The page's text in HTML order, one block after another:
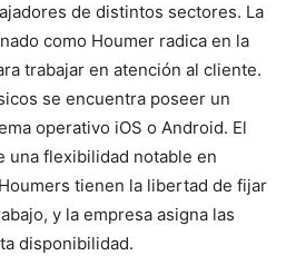
de distintos sectores. La
como Houmer radica en la
trabajar en atención al cliente.
se encuentra poseer un
operativo iOS o Android. El
una flexibilidad notable en
tienen la libertad de fijar
y la empresa asigna las
disponibilidad.